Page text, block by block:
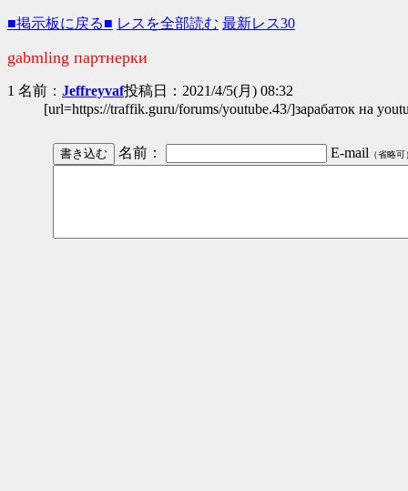
■掲示板に戻る■ レスを全部読む 最新レス30
gabmling партнерки
1 名前： Jeffreyvaf投稿日：2021/4/5(月) 08:32
[url=https://traffik.guru/forums/youtube.43/]зарабаток на
名前： E-mail （省略可